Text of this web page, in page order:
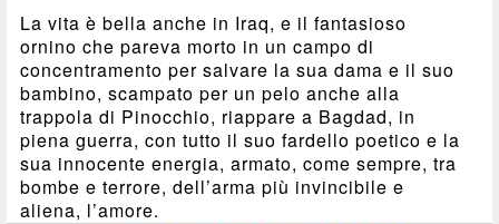
La vita è bella anche in Iraq, e il fantasioso
ornino che pareva morto in un campo di
concentramento per salvare la sua dama e il suo
bambino, scampato per un pelo anche alla
trappola di Pinocchio, riappare a Bagdad, in
piena guerra, con tutto il suo fardello poetico e la
sua innocente energia, armato, come sempre, tra
bombe e terrore, dell’arma più invincibile e
aliena, l’amore.